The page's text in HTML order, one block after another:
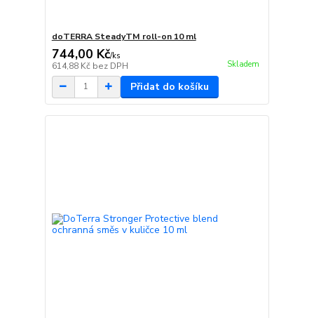
doTERRA SteadyTM roll-on 10 ml
744,00 Kč/ks
614,88 Kč bez DPH Skladem
Přidat do košíku